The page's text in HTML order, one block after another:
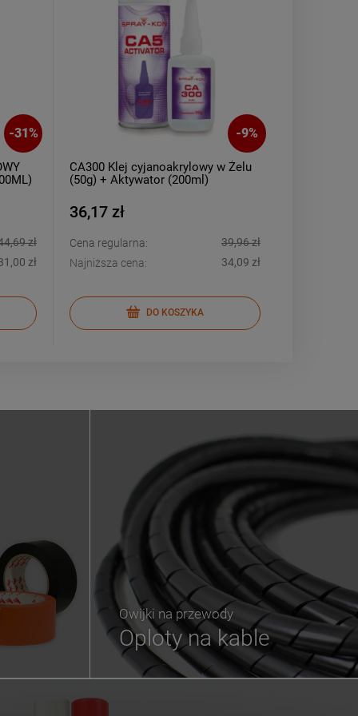
-31%
zł
zł
-9%
CA300 Klej cyjanoakrylowy w Żelu
(50g) + Aktywator (200ml)
36,17 zł
Cena regularna:
39,96 zł
Najniższa cena:
34,09 zł
DO KOSZYKA
Owijki na przewody
Oploty na kable